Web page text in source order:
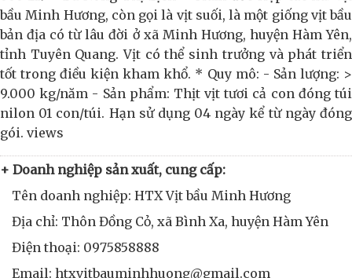
bầu Minh Hương, còn gọi là vịt suối, là một giống vịt bầu
bản địa có từ lâu đời ở xã Minh Hương, huyện Hàm Yên,
tỉnh Tuyên Quang. Vịt có thể sinh trưởng và phát triển
tốt trong điều kiện kham khổ. * Quy mô: - Sản lượng: >
9.000 kg/năm - Sản phẩm: Thịt vịt tươi cả con đóng túi
nilon 01 con/túi. Hạn sử dụng 04 ngày kể từ ngày đóng
gói. views
+ Doanh nghiệp sản xuất, cung cấp:
Tên doanh nghiệp: HTX Vịt bầu Minh Hương
Địa chỉ: Thôn Đồng Cỏ, xã Bình Xa, huyện Hàm Yên
Điện thoại: 0975858888
Email: htxvitbauminhhuong@gmail.com